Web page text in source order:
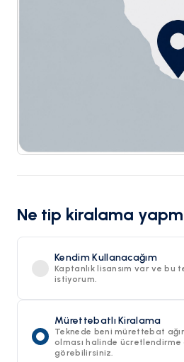
Ne tip kiralama
Kendim Kullanacağım
Kaptanlık lisansım var ve bu
istiyorum.
Mürettebatlı Kiralama
Teknede beni mürettebat
olması halinde ücretlendirme
görebilirsiniz.